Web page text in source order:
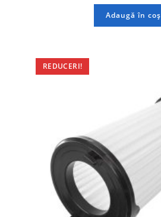
Adaugă în coș
REDUCERI!